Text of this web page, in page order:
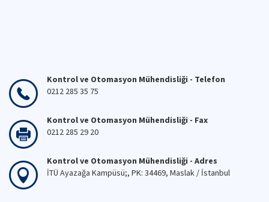
Kontrol ve Otomasyon Mühendisliği - Telefon
0212 285 35 75
Kontrol ve Otomasyon Mühendisliği - Fax
0212 285 29 20
Kontrol ve Otomasyon Mühendisliği - Adres
İTÜ Ayazağa Kampüsü;, PK: 34469, Maslak / İstanbul